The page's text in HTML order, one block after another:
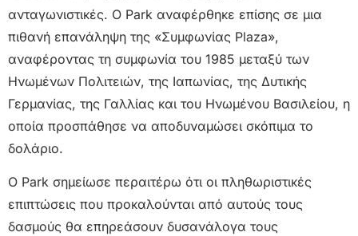
ανταγωνιστικές. Ο Park αναφέρθηκε επίσης σε μια
πιθανή επανάληψη της «Συμφωνίας Plaza»,
αναφέροντας τη συμφωνία του 1985 μεταξύ των
Ηνωμένων Πολιτειών, της Ιαπωνίας, της Δυτικής
Γερμανίας, της Γαλλίας και του Ηνωμένου Βασιλείου, η
οποία προσπάθησε να αποδυναμώσει σκόπιμα το
δολάριο.
Ο Park σημείωσε περαιτέρω ότι οι πληθωριστικές
επιπτώσεις που προκαλούνται από αυτούς τους
δασμούς θα επηρεάσουν δυσανάλογα τους